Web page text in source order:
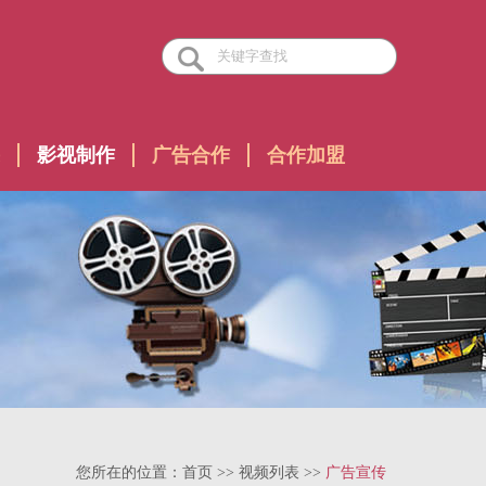
影视制作 广告合作 合作加盟
您所在的位置： 首页 >> 视频列表 >> 广告宣传